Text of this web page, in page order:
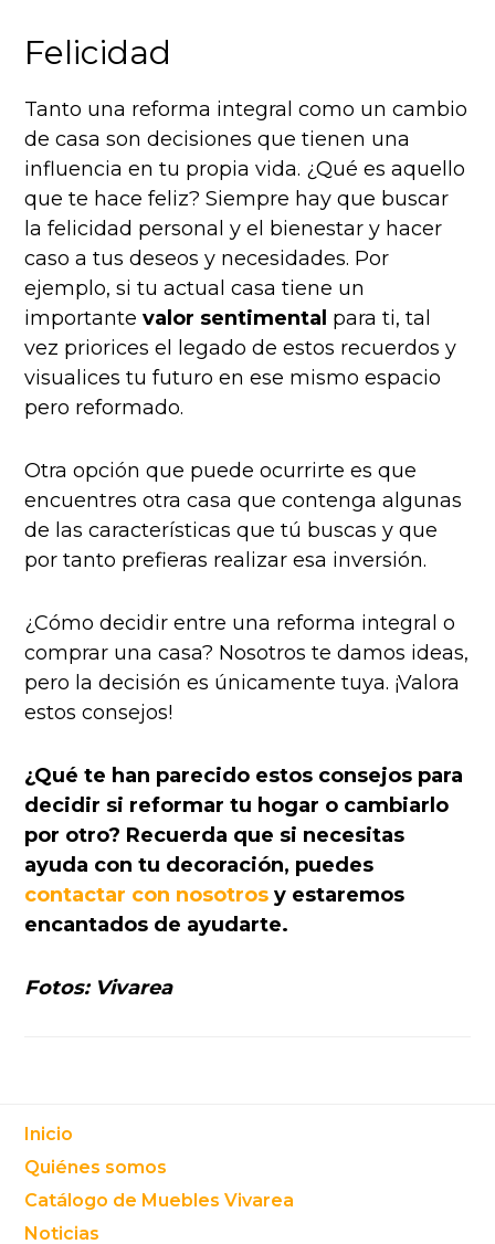
Felicidad
Tanto una reforma integral como un cambio
de casa son decisiones que tienen una
influencia en tu propia vida. ¿Qué es aquello
que te hace feliz? Siempre hay que buscar
la felicidad personal y el bienestar y hacer
caso a tus deseos y necesidades. Por
ejemplo, si tu actual casa tiene un
importantevalor sentimental para ti, tal
vez priorices el legado de estos recuerdos y
visualices tu futuro en ese mismo espacio
pero reformado.
Otra opción que puede ocurrirte es que
encuentres otra casa que contenga algunas
de las características que tú buscas y que
por tanto prefieras realizar esa inversión.
¿Cómo decidir entre una reforma integral o
comprar una casa? Nosotros te damos ideas,
pero la decisión es únicamente tuya. ¡Valora
estos consejos!
¿Qué te han parecido estos consejos para
decidir si reformar tu hogar o cambiarlo
por otro? Recuerda que si necesitas
ayuda con tu decoración, puedes
contactar con nosotros y estaremos
encantados de ayudarte.
Fotos: Vivarea
Footer
Inicio
Quiénes somos
Catálogo de Muebles Vivarea
Noticias